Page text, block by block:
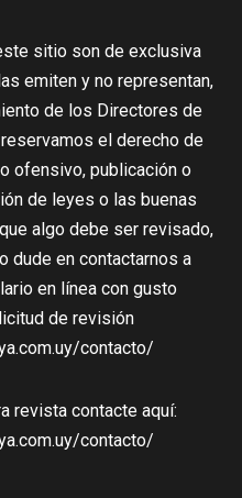
sitio son de exclusiva
emiten y no representan,
de los Directores de
el derecho de
ofensivo, publicación o
de leyes o las buenas
algo debe ser revisado,
dude en contactarnos a
en línea con gusto
de revisión
contacto/
revista contacte aquí:
contacto/